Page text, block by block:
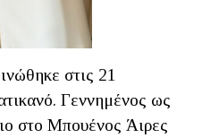
στις 21
Γεννημένος ως
στο Μπουένος Άιρες